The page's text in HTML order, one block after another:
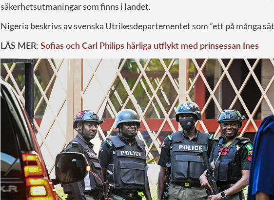
säkerhetsutmaningar som finns i landet.
Nigeria beskrivs av svenska Utrikesdepartementet som ”ett på många
LÄS MER: Sofias och Carl Philips härliga utflykt med prinsessan Ines